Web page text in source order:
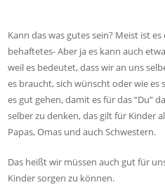
Kann das was gutes sein? Meist ist
behaftetes- Aber ja es kann auch
weil es bedeutet, dass wir an uns
es braucht, sich wünscht oder wie es
es gut gehen, damit es für das “Du”
selber zu denken, das gilt für Kinder
Papas, Omas und auch Schwestern.
Das heißt wir müssen auch gut für
Kinder sorgen zu können.